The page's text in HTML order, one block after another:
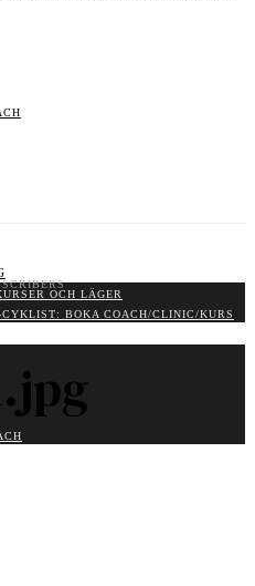
OCH LÄGER
BOKA COACH/CLINIC/KURS